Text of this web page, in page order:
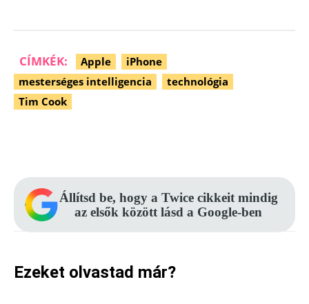
CÍMKÉK: Apple
iPhone
mesterséges intelligencia
technológia
Tim Cook
Állítsd be, hogy a Twice cikkeit mindig
az elsők között lásd a Google-ben
Ezeket olvastad már?